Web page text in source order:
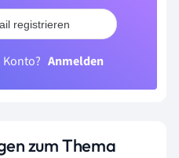
registrieren
Anmelden
zum Thema